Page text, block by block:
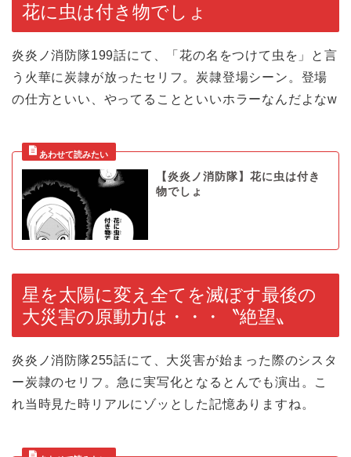
花に虫は付き物でしょ
炎炎ノ消防隊199話にて、「花の名をつけて虫を」と言
う火華に炭隷が放ったセリフ。炭隷登場シーン。登場
の仕方といい、やってることといいホラーなんだよなw
【炎炎ノ消防隊】花に虫は付き
物でしょ
星を太陽に変え全てを滅ぼす最後の
大災害の原動力は・・・〝絶望〟
炎炎ノ消防隊255話にて、大災害が始まった際のシスタ
ー炭隷のセリフ。急に実写化となるとんでも演出。こ
れ当時見た時リアルにゾッとした記憶ありますね。